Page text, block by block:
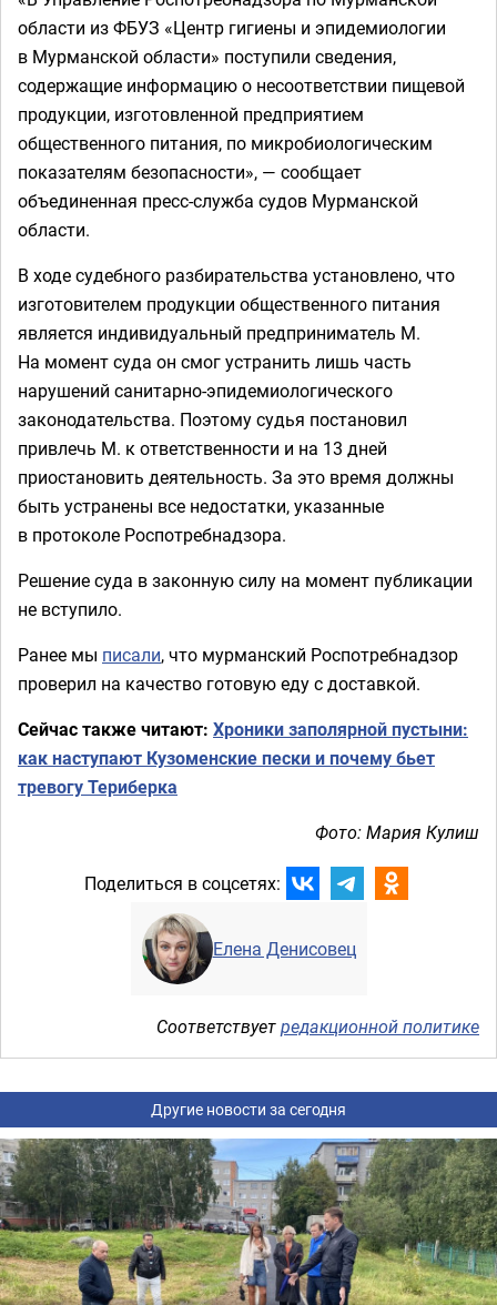
области из ФБУЗ «Центр гигиены и эпидемиологии
в Мурманской области» поступили сведения,
содержащие информацию о несоответствии пищевой
продукции, изготовленной предприятием
общественного питания, по микробиологическим
показателям безопасности», — сообщает
объединенная пресс-служба судов Мурманской
области.
В ходе судебного разбирательства установлено, что
изготовителем продукции общественного питания
является индивидуальный предприниматель М.
На момент суда он смог устранить лишь часть
нарушений санитарно-эпидемиологического
законодательства. Поэтому судья постановил
привлечь М. к ответственности и на 13 дней
приостановить деятельность. За это время должны
быть устранены все недостатки, указанные
в протоколе Роспотребнадзора.
Решение суда в законную силу на момент публикации
не вступило.
Ранее мы писали, что мурманский Роспотребнадзор
проверил на качество готовую еду с доставкой.
Сейчас также читают: Хроники заполярной пустыни:
как наступают Кузоменские пески и почему бьет
тревогу Териберка
Фото: Мария Кулиш
Поделиться в соцсетях:
Елена Денисовец
Соответствуетредакционной политике
Другие новости за сегодня